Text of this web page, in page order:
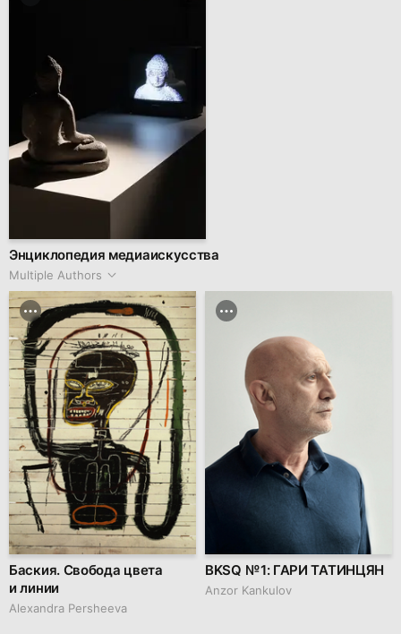
Энциклопедия медиаискусства
Multiple Authors
Баския. Свобода цвета
и линии
Alexandra Persheeva
BKSQ № 1: ГАРИ ТАТИНЦЯН
Anzor Kankulov